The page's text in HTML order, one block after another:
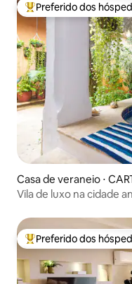
Entre os melhores
Preferido dos
Casa de veraneio ⋅
Vila de luxo na cidade
Entre os melhores
Preferido dos